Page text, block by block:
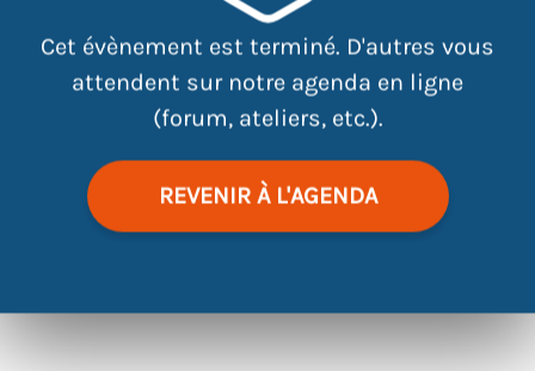
Cet évènement est terminé. D'autres vous
attendent sur notre agenda en ligne
(forum, ateliers, etc.).
REVENIR À L'AGENDA
|© contributors